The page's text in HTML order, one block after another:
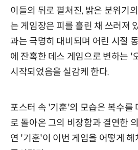
이들의 뒤로 펼쳐진, 밝은 분위기
는 게임장은 피를 흘린 채 쓰러져
과는 극명히 대비되며 어린 시절
에 잔혹한 데스 게임으로 변하는 '
시작되었음을 실감케 한다.
포스터 속 '기훈'의 모습은 복수를
로 돌아온 그의 비장함과 결연한
연 '기훈'이 이번 게임을 어떻게